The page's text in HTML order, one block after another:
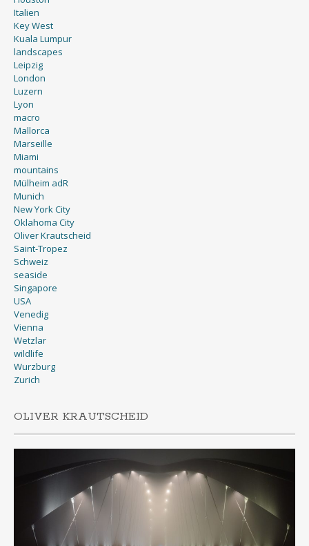
Italien
Key West
Kuala Lumpur
landscapes
Leipzig
London
Luzern
Lyon
macro
Mallorca
Marseille
Miami
mountains
Mülheim adR
Munich
New York City
Oklahoma City
Oliver Krautscheid
Saint-Tropez
Schweiz
seaside
Singapore
USA
Venedig
Vienna
Wetzlar
wildlife
Wurzburg
Zurich
OLIVER KRAUTSCHEID